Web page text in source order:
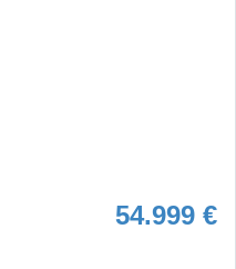
54.999 €